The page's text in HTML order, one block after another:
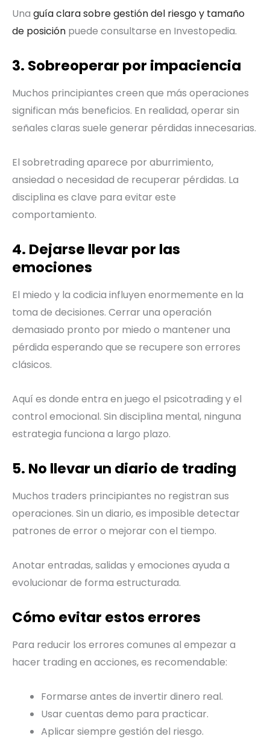
Una guía clara sobre gestión del riesgo y tamaño
de posición puede consultarse en Investopedia.
3. Sobreoperar por impaciencia
Muchos principiantes creen que más operaciones
significan más beneficios. En realidad, operar sin
señales claras suele generar pérdidas innecesarias.
El sobretrading aparece por aburrimiento,
ansiedad o necesidad de recuperar pérdidas. La
disciplina es clave para evitar este
comportamiento.
4. Dejarse llevar por las
emociones
El miedo y la codicia influyen enormemente en la
toma de decisiones. Cerrar una operación
demasiado pronto por miedo o mantener una
pérdida esperando que se recupere son errores
clásicos.
Aquí es donde entra en juego el psicotrading y el
control emocional. Sin disciplina mental, ninguna
estrategia funciona a largo plazo.
5. No llevar un diario de trading
Muchos traders principiantes no registran sus
operaciones. Sin un diario, es imposible detectar
patrones de error o mejorar con el tiempo.
Anotar entradas, salidas y emociones ayuda a
evolucionar de forma estructurada.
Cómo evitar estos errores
Para reducir los errores comunes al empezar a
hacer trading en acciones, es recomendable:
Formarse antes de invertir dinero real.
Usar cuentas demo para practicar.
Aplicar siempre gestión del riesgo.